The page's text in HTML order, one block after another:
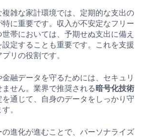
複雑な家計環境では、定期的な支出の
特に重要です。収入が不安定なフリー
帯においては、予期せぬ支出に備え
設定することも重要です。これを支援
リの役割です。
融データを守るためには、セキュリ
せん。業界で推奨される暗号化技術
通じて、自身のデータをしっかり守
。
進化が進むことで、パーソナライズ